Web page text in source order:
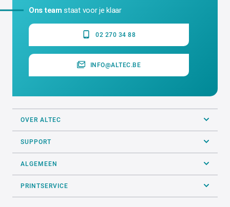
Ons team staat voor je klaar
02 270 34 88
INFO@ALTEC.BE
OVER ALTEC
SUPPORT
ALGEMEEN
PRINTSERVICE